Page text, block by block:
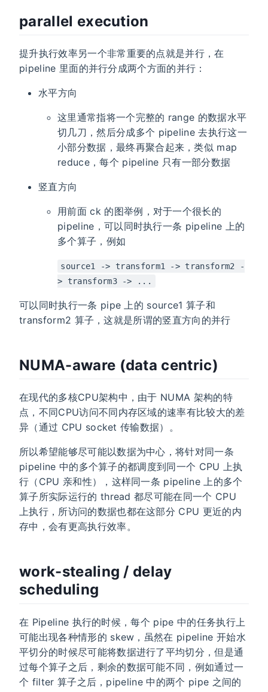
parallel execution
提升执行效率另一个非常重要的点就是并行，在
pipeline 里面的并行分成两个方面的并行：
水平方向
这里通常指将一个完整的 range 的数据水平
切几刀，然后分成多个 pipeline 去执行这一
小部分数据，最终再聚合起来，类似 map
reduce，每个 pipeline 只有一部分数据
竖直方向
用前面 ck 的图举例，对于一个很长的
pipeline，可以同时执行一条 pipeline 上的
多个算子，例如
source1 -> transform1 -> transform2 -
> transform3 -> ...
可以同时执行一条 pipe 上的 source1 算子和
transform2 算子，这就是所谓的竖直方向的并行
NUMA-aware (data centric)
在现代的多核CPU架构中，由于 NUMA 架构的特
点，不同CPU访问不同内存区域的速率有比较大的差
异（通过 CPU socket 传输数据）。
所以希望能够尽可能以数据为中心，将针对同一条
pipeline 中的多个算子的都调度到同一个 CPU 上执
行（CPU 亲和性），这样同一条 pipeline 上的多个
算子所实际运行的 thread 都尽可能在同一个 CPU
上执行，所访问的数据也都在这部分 CPU 更近的内
存中，会有更高执行效率。
work-stealing / delay
scheduling
在 Pipeline 执行的时候，每个 pipe 中的任务执行上
可能出现各种情形的 skew，虽然在 pipeline 开始水
平切分的时候尽可能将数据进行了平均切分，但是通
过每个算子之后，剩余的数据可能不同，例如通过一
个 filter 算子之后，pipeline 中的两个 pipe 之间的